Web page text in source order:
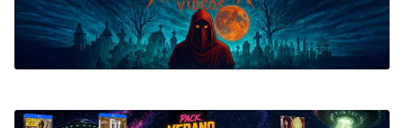
Bluray
Clasificada S
artwork